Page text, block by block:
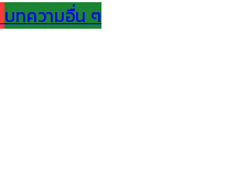
บทความอื่น ๆ